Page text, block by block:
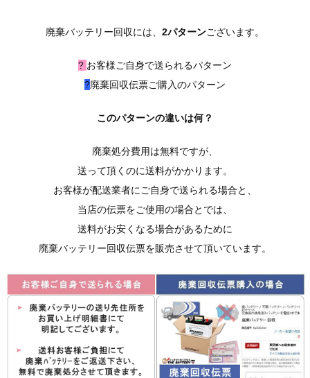
廃棄バッテリー回収には、 2パターンございます。
? お客様ご自身で送られるパターン
?廃棄回収伝票ご購入のパターン
このパターンの違いは何？
廃棄処分費用は無料ですが、
送って頂くのに送料がかかります。
お客様が配送業者にご自身で送られる場合と、
当店の伝票をご使用の場合とでは、
送料がお安くなる場合があるために
廃棄バッテリー回収伝票を販売させて頂いています。